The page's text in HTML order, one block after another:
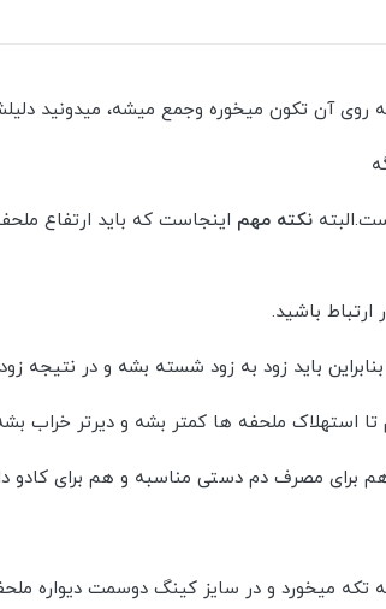
روی آن تکون میخوره وجمع میشه، میدونید
نکته مهم اینجاست که باید ارتفاع
ارتباط باشید.
باید زود به زود شسته بشه و در نتیجه
استهلاک ملحفه ها کمتر بشه و دیرتر خراب
مصرف دم دستی مناسبه و هم برای کادو
میخورد و در سایز کینگ دوسمت دیواره